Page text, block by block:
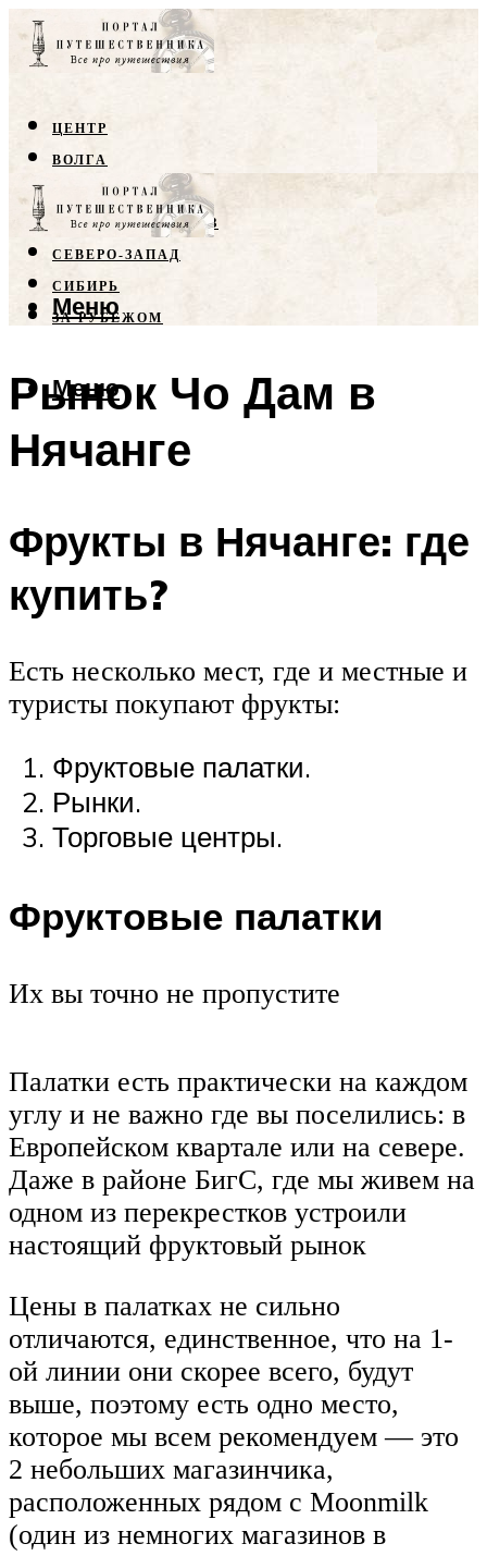
ЦЕНТР
ВОЛГА
КРЫМ
СЕВЕРНЫЙ КАВКАЗ
СЕВЕРО-ЗАПАД
СИБИРЬ
ЗА РУБЕЖОМ
Меню
Меню
Рынок Чо Дам в
Нячанге
Фрукты в Нячанге: где
купить?
Есть несколько мест, где и местные и
туристы покупают фрукты:
Фруктовые палатки.
Рынки.
Торговые центры.
Фруктовые палатки
Их вы точно не пропустите
Палатки есть практически на каждом
углу и не важно где вы поселились: в
Европейском квартале или на севере.
Даже в районе БигС, где мы живем на
одном из перекрестков устроили
настоящий фруктовый рынок
Цены в палатках не сильно
отличаются, единственное, что на 1-
ой линии они скорее всего, будут
выше, поэтому есть одно место,
которое мы всем рекомендуем — это
2 небольших магазинчика,
расположенных рядом с Moonmilk
(один из немногих магазинов в